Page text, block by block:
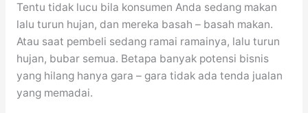
Tentu tidak lucu bila konsumen Anda sedang makan
lalu turun hujan, dan mereka basah – basah makan.
Atau saat pembeli sedang ramai ramainya, lalu turun
hujan, bubar semua. Betapa banyak potensi bisnis
yang hilang hanya gara – gara tidak ada tenda jualan
yang memadai.